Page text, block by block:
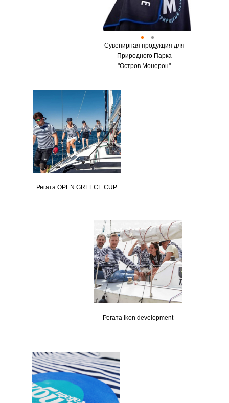
Регата OPEN GREECE CUP
Регата Ikon development
Сувенирная продукция для
Природного Парка
"Остров Монерон"